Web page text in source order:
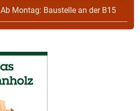
Ab Montag: Baustelle an der B15